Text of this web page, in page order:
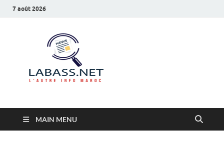
7 août 2026
MAIN MENU